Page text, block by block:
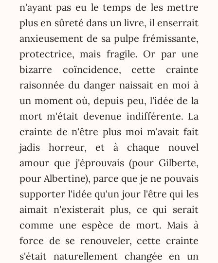
n'ayant pas eu le temps de les mettre
plus en sûreté dans un livre, il enserrait
anxieusement de sa pulpe frémissante,
protectrice, mais fragile. Or par une
bizarre coïncidence, cette crainte
raisonnée du danger naissait en moi à
un moment où, depuis peu, l'idée de la
mort m'était devenue indifférente. La
crainte de n'être plus moi m'avait fait
jadis horreur, et à chaque nouvel
amour que j'éprouvais (pour Gilberte,
pour Albertine), parce que je ne pouvais
supporter l'idée qu'un jour l'être qui les
aimait n'existerait plus, ce qui serait
comme une espèce de mort. Mais à
force de se renouveler, cette crainte
s'était naturellement changée en un